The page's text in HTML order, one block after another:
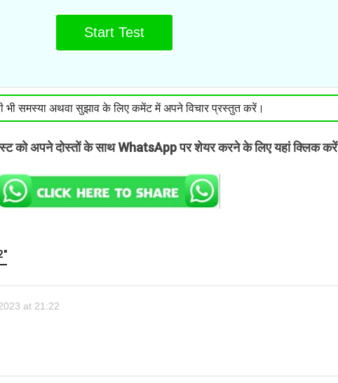
Start Test
भी समस्या अथवा सुझाव के लिए कमेंट में अपने विचार प्रस्तुत करें।
को अपने दोस्तों के साथ WhatsApp पर शेयर करने के लिए यहां क्लिक करें
at 21:22